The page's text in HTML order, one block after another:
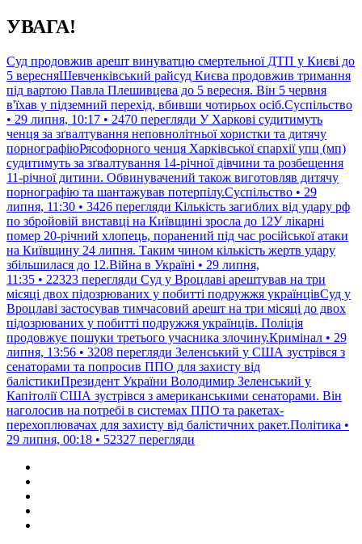
Перейти
до
УВАГА!
Суд продовжив арешт винуватцю смертельної ДТП у Києві до
5 вересняШевченківський райсуд Києва продовжив тримання
під вартою Павла Плешивцева до 5 вересня. Він 5 червня
в'їхав у підземний перехід, вбивши чотирьох осіб.Суспільство
• 29 липня, 10:17 • 2470 перегляди У Харкові судитимуть
ченця за зґвалтування неповнолітньої хористки та дитячу
порнографіюРясофорного ченця Харківської єпархії упц (мп)
судитимуть за зґвалтування 14-річної дівчини та розбещення
11-річної дитини. Обвинувачений також виготовляв дитячу
порнографію та шантажував потерпілу.Суспільство • 29
липня, 11:30 • 3426 перегляди Кількість загиблих від удару рф
по збройовій виставці на Київщині зросла до 12У лікарні
помер 20-річний хлопець, поранений під час російської атаки
на Київщину 24 липня. Таким чином кількість жертв удару
збільшилася до 12.Війна в Україні • 29 липня,
11:35 • 22323 перегляди Суд у Вроцлаві арештував на три
місяці двох підозрюваних у побитті подружжя українцівСуд у
Вроцлаві застосував тимчасовий арешт на три місяці до двох
підозрюваних у побитті подружжя українців. Поліція
продовжує пошуки третього учасника злочину.Кримінал • 29
липня, 13:56 • 3208 перегляди Зеленський у США зустрівся з
сенаторами та попросив ППО для захисту від
балістикиПрезидент України Володимир Зеленський у
Капітолії США зустрівся з американськими сенаторами. Він
наголосив на потребі в системах ППО та ракетах-
перехоплювачах для захисту від балістичних ракет.Політика •
29 липня, 00:18 • 52327 перегляди